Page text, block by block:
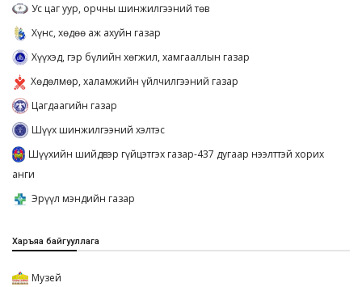
Ус цаг уур, орчны шинжилгээний төв
Хүнс, хөдөө аж ахуйн газар
Хүүхэд, гэр бүлийн хөгжил, хамгааллын газар
Хөдөлмөр, халамжийн үйлчилгээний газар
Цагдаагийн газар
Шүүх шинжилгээний хэлтэс
Шүүхийн шийдвэр гүйцэтгэх газар-437 дугаар нээлттэй хорих
анги
Эрүүл мэндийн газар
Харъяа байгууллага
Музей